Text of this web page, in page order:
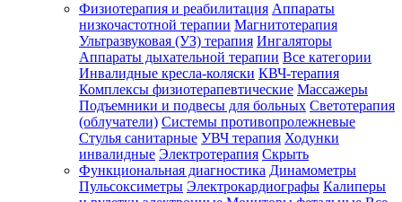
Физиотерапия и реабилитация Аппараты
низкочастотной терапии Магнитотерапия
Ультразвуковая (УЗ) терапия Ингаляторы
Аппараты дыхательной терапии Все категории
Инвалидные кресла-коляски КВЧ-терапия
Комплексы физиотерапевтические Массажеры
Подъемники и подвесы для больных Светотерапия
(облучатели) Системы противопролежневые
Стулья санитарные УВЧ терапия Ходунки
инвалидные Электротерапия Скрыть
Функциональная диагностика Динамометры
Пульсоксиметры Электрокардиографы Калиперы